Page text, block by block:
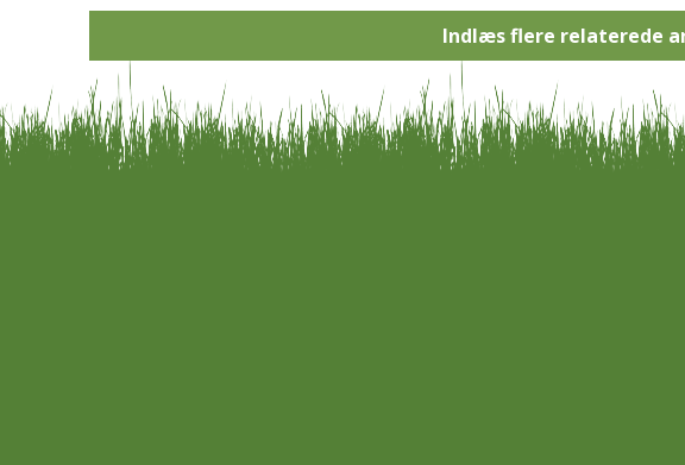
Indlæs flere relaterede